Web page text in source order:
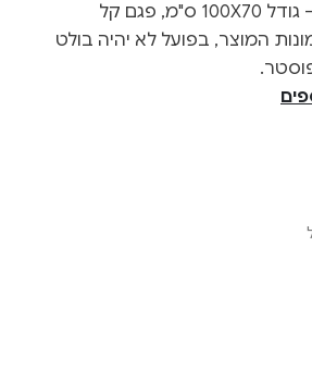
פוסטר מהאאוטלט – גודל 100X70 ס"מ, פגם קל
המוצר, בפועל לא יהיה בולט